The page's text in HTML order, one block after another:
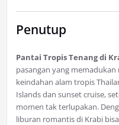
Penutup
Pantai Tropis Tenang di
pasangan yang
keindahan alam tropis
Islands dan sunset cruise,
momen tak terlupakan.
liburan romantis di Krabi